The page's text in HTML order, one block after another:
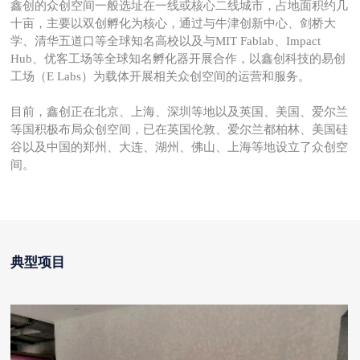
鑫创的众创空间一般选址在一线或核心二线城市，占地面积约几
十亩，主要以双创孵化为核心，通过与牛津创新中心、剑桥大
学、清华五道口等全球知名高校以及与MIT Fablab、Impact
Hub、优客工场等全球知名孵化器开展合作，以鑫创科技的易创
工场（E Labs）为载体开展相关众创空间的运营和服务。
目前，鑫创正在北京、上海、深圳等地以及英国、美国、爱尔兰
等国积极布局众创空间，已在英国伦敦、爱尔兰都柏林、美国硅
谷以及中国的郑州、大连、湖州、佛山、上海等地设立了众创空
间。
典型项目